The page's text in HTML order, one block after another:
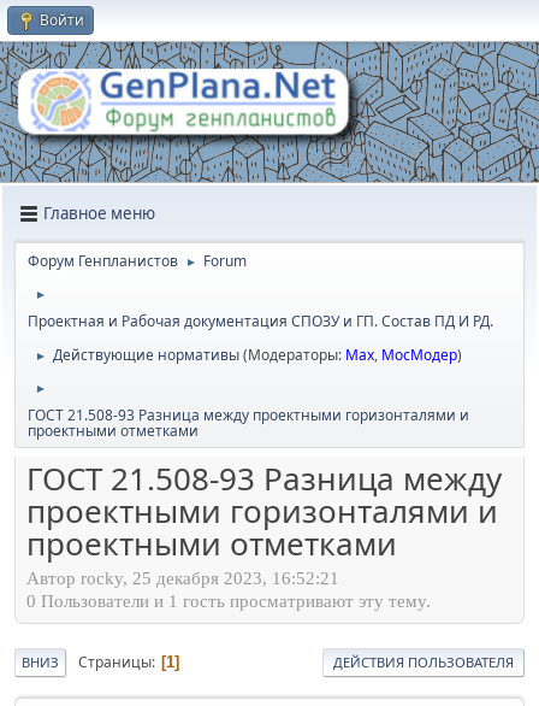
Войти
Главное меню
Форум Генпланистов ► Forum
►
Проектная и Рабочая документация СПОЗУ и ГП. Состав ПД И РД.
► Действующие нормативы(Модераторы: Max, МосМодер)
►
ГОСТ 21.508-93 Разница между проектными горизонталями и
проектными отметками
ГОСТ 21.508-93 Разница между
проектными горизонталями и
проектными отметками
Автор rocky, 25 декабря 2023, 16:52:21
0 Пользователи и 1 гость просматривают эту тему.
ВНИЗ Страницы 1 ДЕЙСТВИЯ ПОЛЬЗОВАТЕЛЯ